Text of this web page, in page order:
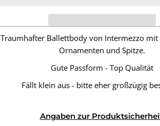
Traumhafter Ballettbody von Intermezzo mit
Ornamenten und Spitze.
Gute Passform - Top Qualität
Fällt klein aus - bitte eher großzügig
Angabenzur